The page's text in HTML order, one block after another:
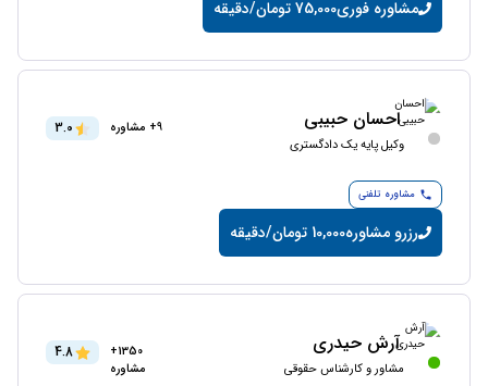
مشاوره فوری75,000 تومان/دقیقه
احسان حبیبی
وکیل پایه یک دادگستری
9+ مشاوره 3.0
مشاوره تلفنی
رزرو مشاوره10,000 تومان/دقیقه
آرش حیدری
مشاور و کارشناس حقوقی
1350+
مشاوره
4.8